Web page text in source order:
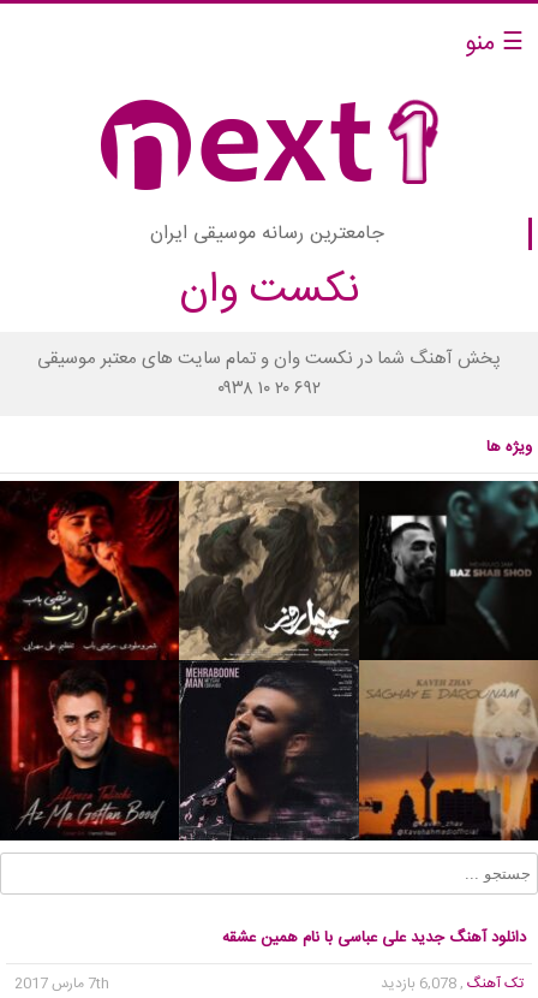
☰ منو
جامعترین رسانه موسیقی ایران
نکست وان
پخش آهنگ شما در نکست وان و تمام سایت های معتبر موسیقی
۰۹۳۸ ۱۰ ۲۰ ۶۹۲
ویژه ها
دانلود آهنگ جدید علی عباسی با نام همین عشقه
تک آهنگ , 6,078 بازدید
7th مارس 2017